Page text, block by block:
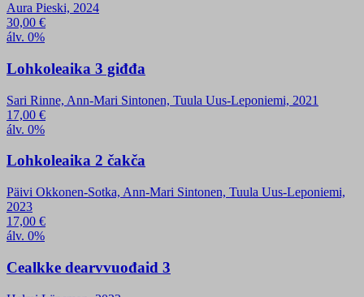
Aura Pieski, 2024
30,00 €
álv. 0%
Lohkoleaika 3 giđđa
Sari Rinne, Ann-Mari Sintonen, Tuula Uus-Leponiemi, 2021
17,00 €
álv. 0%
Lohkoleaika 2 čakča
Päivi Okkonen-Sotka, Ann-Mari Sintonen, Tuula Uus-Leponiemi,
2023
17,00 €
álv. 0%
Cealkke dearvvuođaid 3